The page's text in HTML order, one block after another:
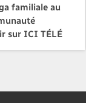
familiale au
sur ICI TÉLÉ